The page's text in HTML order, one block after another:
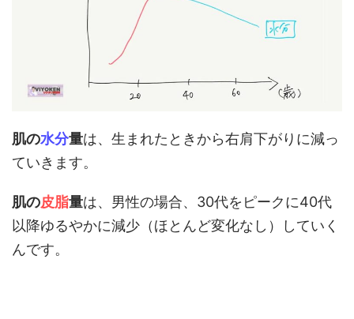
肌の水分量は、生まれたときから右肩下がりに減っ
ていきます。
肌の皮脂量は、男性の場合、30代をピークに40代
以降ゆるやかに減少（ほとんど変化なし）していく
んです。